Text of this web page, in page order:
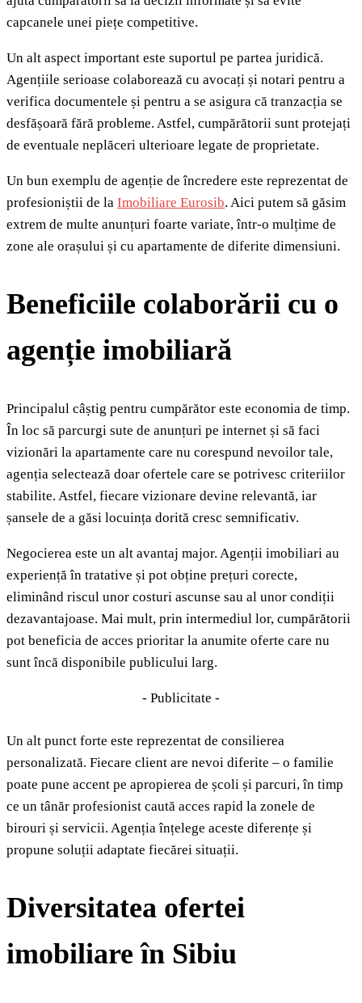
capcanele unei piețe competitive.
Un alt aspect important este suportul pe partea juridică.
Agențiile serioase colaborează cu avocați și notari pentru a
verifica documentele și pentru a se asigura că tranzacția se
desfășoară fără probleme. Astfel, cumpărătorii sunt protejați
de eventuale neplăceri ulterioare legate de proprietate.
Un bun exemplu de agenție de încredere este reprezentat de
profesioniștii de la Imobiliare Eurosib. Aici putem să găsim
extrem de multe anunțuri foarte variate, într-o mulțime de
zone ale orașului și cu apartamente de diferite dimensiuni.
Beneficiile colaborării cu o
agenție imobiliară
Principalul câștig pentru cumpărător este economia de timp.
În loc să parcurgi sute de anunțuri pe internet și să faci
vizionări la apartamente care nu corespund nevoilor tale,
agenția selectează doar ofertele care se potrivesc criteriilor
stabilite. Astfel, fiecare vizionare devine relevantă, iar
șansele de a găsi locuința dorită cresc semnificativ.
Negocierea este un alt avantaj major. Agenții imobiliari au
experiență în tratative și pot obține prețuri corecte,
eliminând riscul unor costuri ascunse sau al unor condiții
dezavantajoase. Mai mult, prin intermediul lor, cumpărătorii
pot beneficia de acces prioritar la anumite oferte care nu
sunt încă disponibile publicului larg.
- Publicitate -
Un alt punct forte este reprezentat de consilierea
personalizată. Fiecare client are nevoi diferite – o familie
poate pune accent pe apropierea de școli și parcuri, în timp
ce un tânăr profesionist caută acces rapid la zonele de
birouri și servicii. Agenția înțelege aceste diferențe și
propune soluții adaptate fiecărei situații.
Diversitatea ofertei
imobiliare în Sibiu